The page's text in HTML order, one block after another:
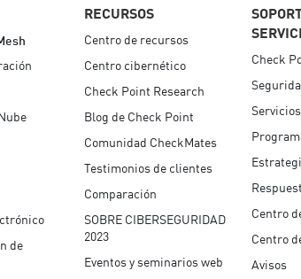
de
RECURSOS
Centro de recursos
Centro cibernético
Check Point Research
Blog de Check Point
Comunidad CheckMates
Testimonios de clientes
Comparación
SOBRE CIBERSEGURIDAD
2023
Eventos y seminarios web
Check
Centro
Centro
Avisos